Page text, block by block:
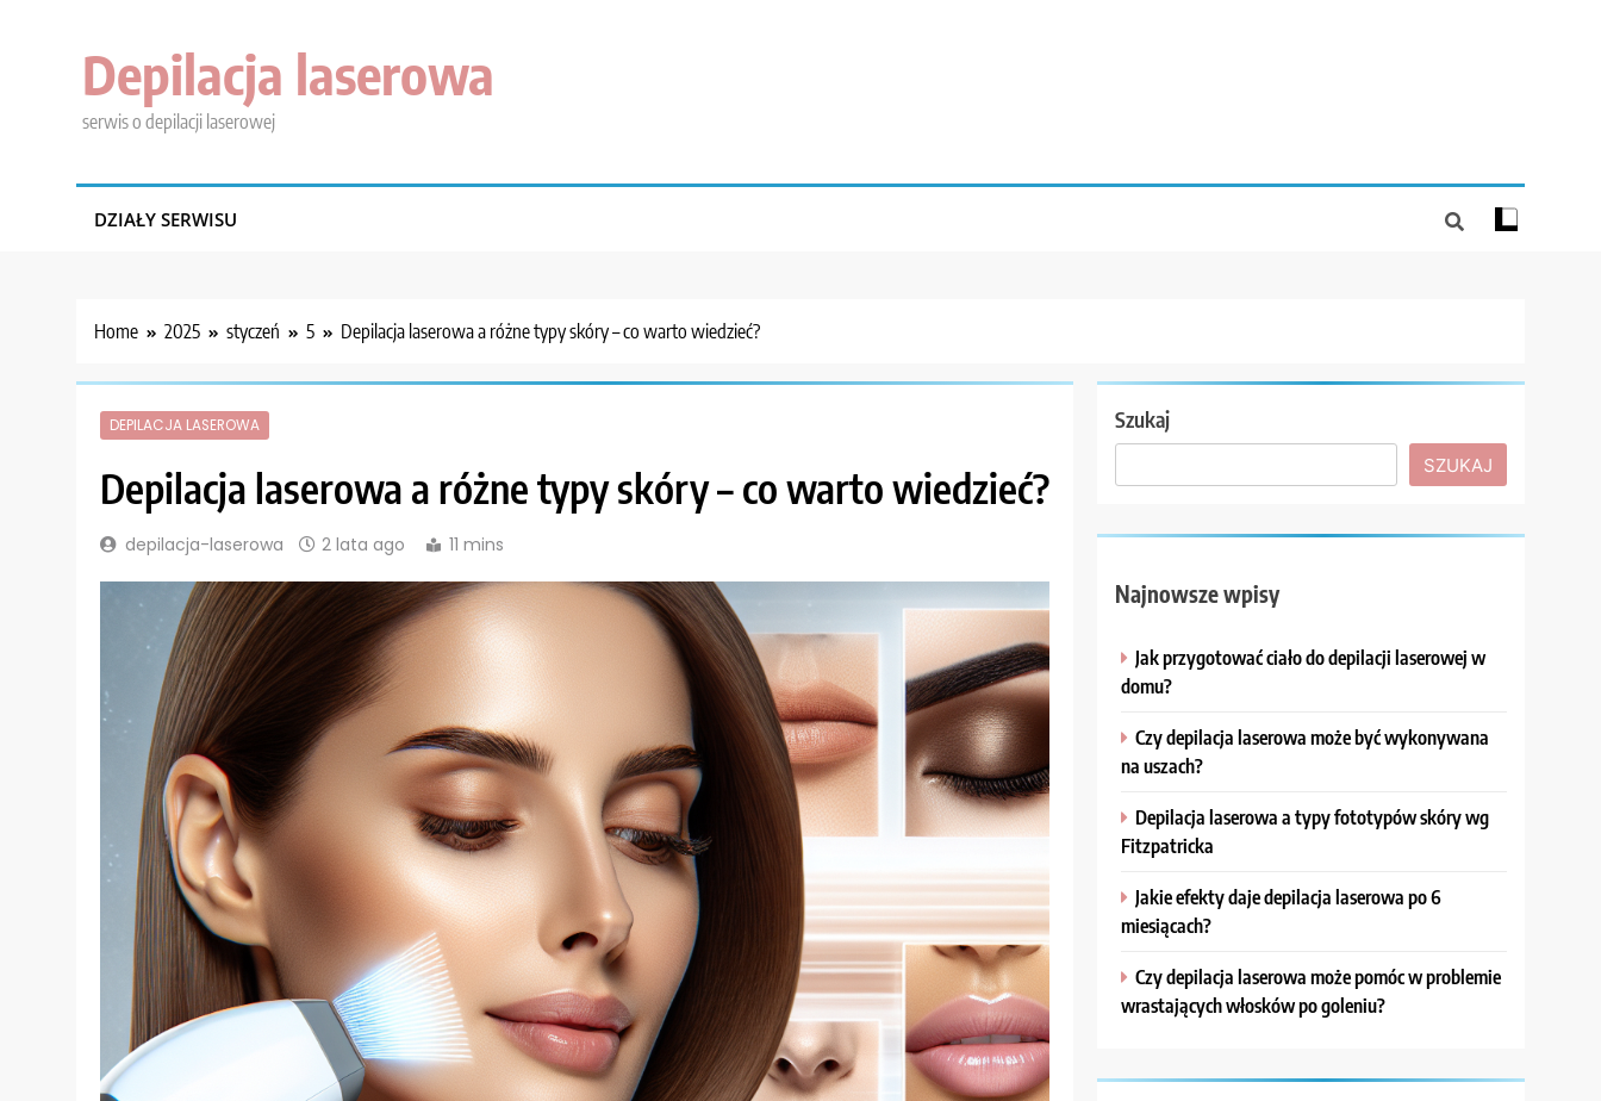
Depilacja laserowa
serwis o depilacji laserowej
DZIAŁY SERWISU
Home 2025 styczeń 5 Depilacja laserowa a różne typy skóry – co warto wiedzieć?
DEPILACJA LASEROWA
Depilacja laserowa a różne typy skóry – co warto wiedzieć?
depilacja-laserowa 2 lata ago 11 mins
Szukaj
SZUKAJ
Najnowsze wpisy
Jak przygotować ciało do depilacji laserowej w
domu?
Czy depilacja laserowa może być wykonywana
na uszach?
Depilacja laserowa a typy fototypów skóry wg
Fitzpatricka
Jakie efekty daje depilacja laserowa po 6
miesiącach?
Czy depilacja laserowa może pomóc w problemie
wrastających włosków po goleniu?